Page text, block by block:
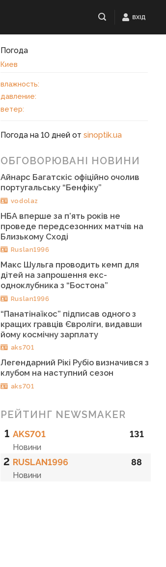
ВХІД
Погода
Киев
влажность:
давление:
ветер:
Погода на 10 дней отsinoptik.ua
ОБГОВОРЮВАНІ НОВИНИ
Айнарс Багатскіс офіційно очолив
португальську “Бенфіку”
vodolaz
НБА вперше за п’ять років не
проведе передсезонних матчів на
Близькому Сході
Ruslan1996
Макс Шульга проводить кемп для
дітей на запрошення екс-
одноклубника з “Бостона”
Ruslan1996
“Панатінаїкос” підписав одного з
кращих гравців Євроліги, видавши
йому космічну зарплату
aks701
Легендарний Рікі Рубіо визначився з
клубом на наступний сезон
aks701
РЕЙТИНГ NEWSMAKER
1 AKS701
Новини
131
2 RUSLAN1996
Новини
88